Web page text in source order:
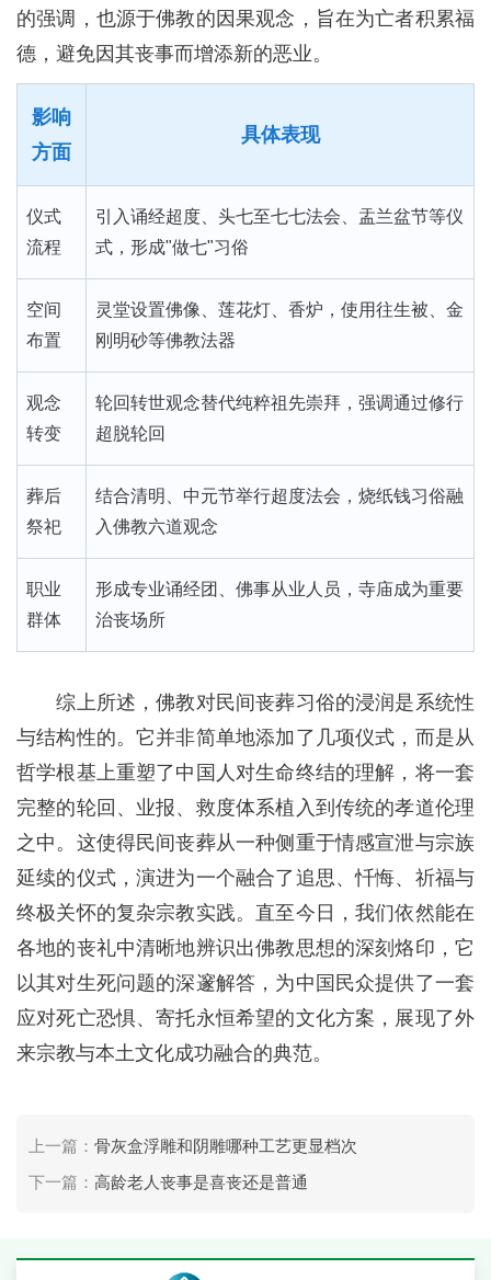
的强调，也源于佛教的因果观念，旨在为亡者积累福
德，避免因其丧事而增添新的恶业。
影响
方面
具体表现
仪式
流程
引入诵经超度、头七至七七法会、盂兰盆节等仪
式，形成"做七"习俗
空间
布置
灵堂设置佛像、莲花灯、香炉，使用往生被、金
刚明砂等佛教法器
观念
转变
轮回转世观念替代纯粹祖先崇拜，强调通过修行
超脱轮回
葬后
祭祀
结合清明、中元节举行超度法会，烧纸钱习俗融
入佛教六道观念
职业
群体
形成专业诵经团、佛事从业人员，寺庙成为重要
治丧场所
综上所述，佛教对民间丧葬习俗的浸润是系统性
与结构性的。它并非简单地添加了几项仪式，而是从
哲学根基上重塑了中国人对生命终结的理解，将一套
完整的轮回、业报、救度体系植入到传统的孝道伦理
之中。这使得民间丧葬从一种侧重于情感宣泄与宗族
延续的仪式，演进为一个融合了追思、忏悔、祈福与
终极关怀的复杂宗教实践。直至今日，我们依然能在
各地的丧礼中清晰地辨识出佛教思想的深刻烙印，它
以其对生死问题的深邃解答，为中国民众提供了一套
应对死亡恐惧、寄托永恒希望的文化方案，展现了外
来宗教与本土文化成功融合的典范。
上一篇：骨灰盒浮雕和阴雕哪种工艺更显档次
下一篇：高龄老人丧事是喜丧还是普通